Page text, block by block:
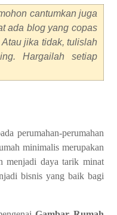
cantumkan juga
ada blog yang copas
jika tidak, tulislah
Hargailah setiap
perumahan-perumahan
minimalis merupakan
menjadi daya tarik minat
bisnis yang baik bagi